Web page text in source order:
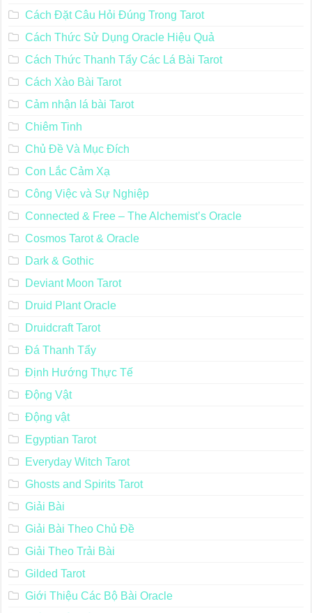
Cách Đặt Câu Hỏi Đúng Trong Tarot
Cách Thức Sử Dụng Oracle Hiệu Quả
Cách Thức Thanh Tẩy Các Lá Bài Tarot
Cách Xào Bài Tarot
Cảm nhận lá bài Tarot
Chiêm Tinh
Chủ Đề Và Mục Đích
Con Lắc Cảm Xạ
Công Việc và Sự Nghiệp
Connected & Free – The Alchemist’s Oracle
Cosmos Tarot & Oracle
Dark & Gothic
Deviant Moon Tarot
Druid Plant Oracle
Druidcraft Tarot
Đá Thanh Tẩy
Định Hướng Thực Tế
Động Vật
Động vật
Egyptian Tarot
Everyday Witch Tarot
Ghosts and Spirits Tarot
Giải Bài
Giải Bài Theo Chủ Đề
Giải Theo Trải Bài
Gilded Tarot
Giới Thiệu Các Bộ Bài Oracle